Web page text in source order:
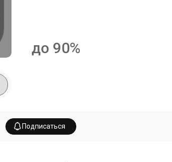
до 90%
Подписаться